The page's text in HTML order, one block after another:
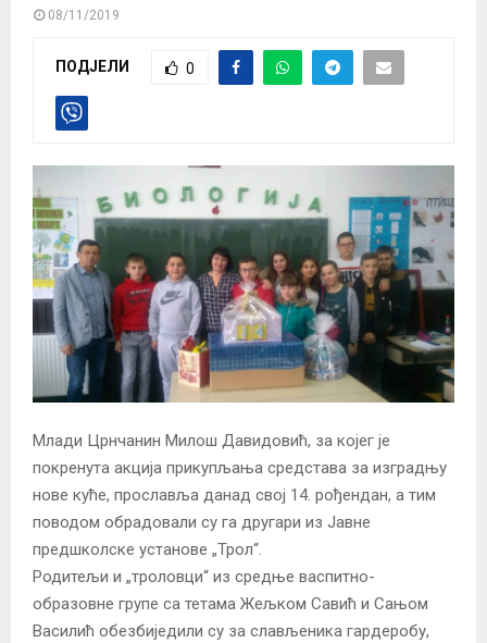
08/11/2019
ПОДЈЕЛИ 0
Млади Црнчанин Милош Давидовић, за којег је
покренута акција прикупљања средстава за изградњу
нове куће, прославља данад свој 14. рођендан, а тим
поводом обрадовали су га другари из Јавне
предшколске установе „Трол“.
Родитељи и „троловци“ из средње васпитно-
образовне групе са тетама Жељком Савић и Сањом
Василић обезбиједили су за слављеника гардеробу,